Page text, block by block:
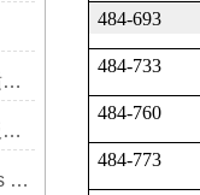
LoveJoy万向节的工作环境与适用范围
如何清洁和保养Hausser计数板，避免划伤网格线？
ASME B16.5 Pressure Classes of Flanges压力等级
484-693
484-733
484-760
484-773